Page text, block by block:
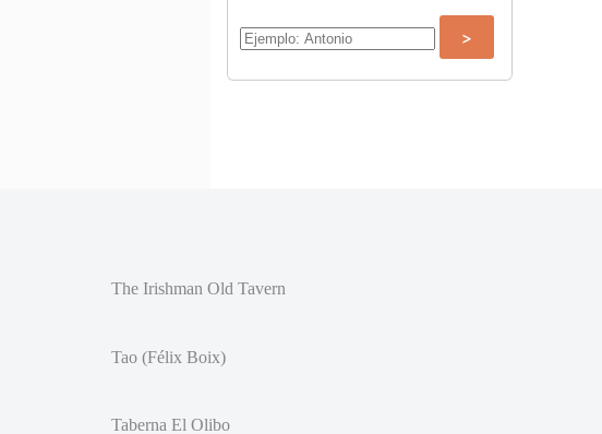
The Irishman Old Tavern
Tao (Félix Boix)
Taberna El Olibo